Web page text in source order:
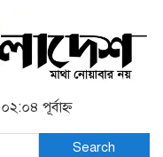
পূর্বাহ্ন
Search